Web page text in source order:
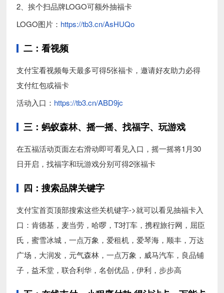
2、挨个扫品牌LOGO可额外抽福卡
LOGO图片： https://tb3.cn/AsHUQo
二：看视频
支付宝看视频每天最多可得5张福卡，邀请好友助力必得
支付红包或福卡
活动入口： https://tb3.cn/ABD9jc
三：蚂蚁森林、摇一摇、找福字、玩游戏
在五福活动页面左右滑动即可看见入口，摇一摇将1月30
日开启，找福字和玩游戏分别可得2张福卡
四：搜索品牌关键字
支付宝首页顶部搜索这些关机键字->就可以看见抽福卡入
口：肯德基，麦当劳，哈啰，T3打车，携程旅行网，屈臣
氏，蜜雪冰城，一点万象，爱租机，爱琴海，顺丰，万达
广场，大润发，元气森林，一点万象，威马汽车，良品铺
子，益禾堂，联合利华，名创优品，伊利，步步高